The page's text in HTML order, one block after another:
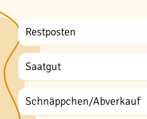
Restposten
Saatgut
Schnäppchen/Abverkauf